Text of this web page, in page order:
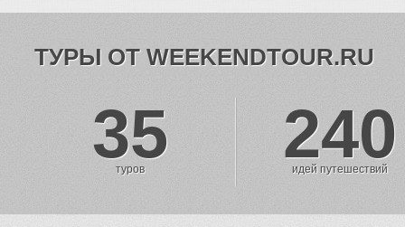
ТУРЫ ОТ WEEKENDTOUR.RU
35
туров 240
идей путешествий